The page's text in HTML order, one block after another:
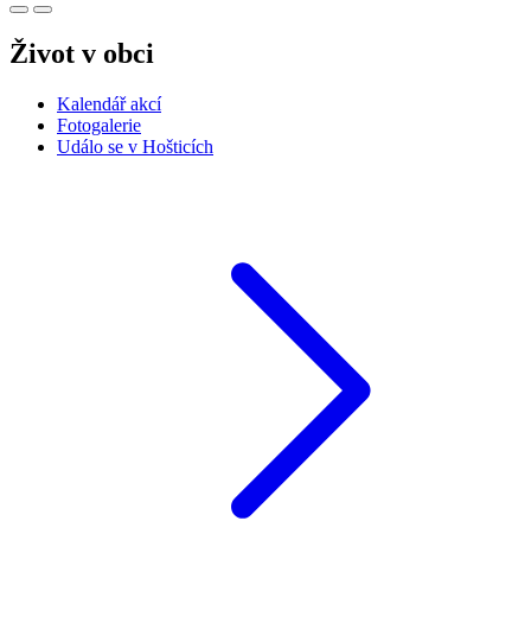
Život v obci
Kalendář akcí
Fotogalerie
Událo se v Hošticích